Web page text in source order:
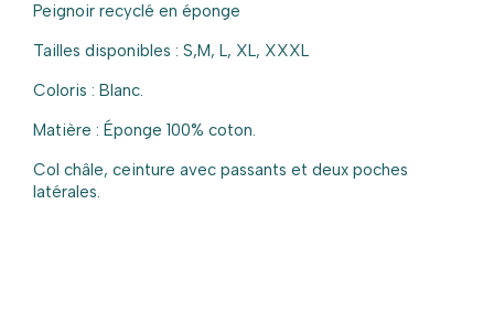
Peignoir recyclé en éponge
Tailles disponibles : S,M, L, XL, XXXL
Coloris : Blanc.
Matière : Éponge 100% coton.
Col châle, ceinture avec passants et deux poches
latérales.